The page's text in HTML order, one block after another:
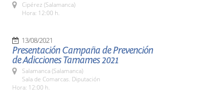
Cipérez (Salamanca)
Hora: 12:00 h.
13/08/2021
Presentación Campaña de Prevención
de Adicciones Tamames 2021
Salamanca (Salamanca)
Sala de Comarcas. Diputación
Hora: 12:00 h.